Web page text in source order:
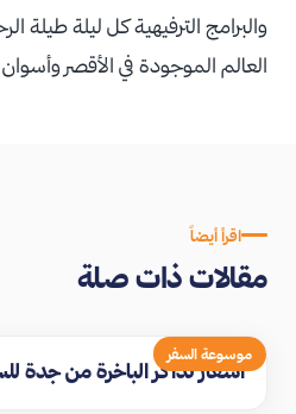
العالم الموجودة في الأقصر
اقرأ أيضاً
مقالات ذات صلة
موسوعة السفر
اسعار تذاكر الباخرة من جدة